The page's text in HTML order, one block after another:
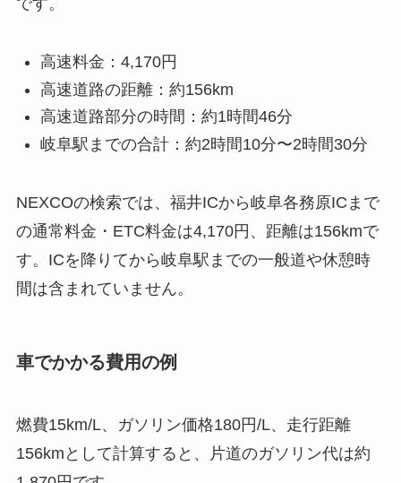
です。
高速料金：4,170円
高速道路の距離：約156km
高速道路部分の時間：約1時間46分
岐阜駅までの合計：約2時間10分〜2時間30分
NEXCOの検索では、福井ICから岐阜各務原ICまで
の通常料金・ETC料金は4,170円、距離は156kmで
す。ICを降りてから岐阜駅までの一般道や休憩時
間は含まれていません。
車でかかる費用の例
燃費15km/L、ガソリン価格180円/L、走行距離
156kmとして計算すると、片道のガソリン代は約